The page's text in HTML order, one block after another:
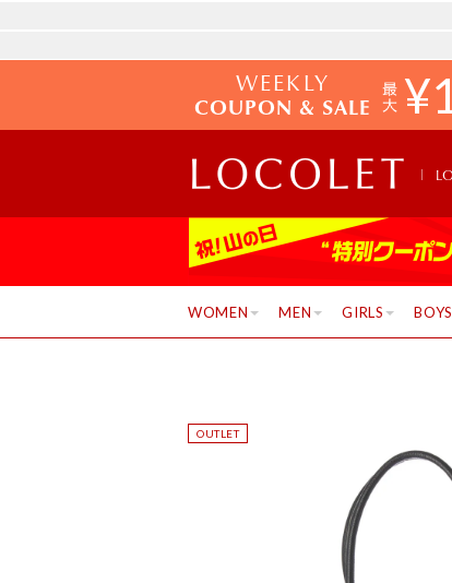
WEEKLY
COUPON & SALE ¥
WOMEN MEN GIRLS BOYS